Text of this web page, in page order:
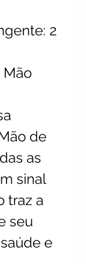
2
Mão
de
as
sinal
traz a
seu
e